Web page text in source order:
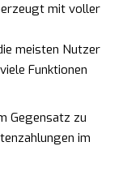
mit voller
meisten Nutzer
Funktionen
Gegensatz zu
im